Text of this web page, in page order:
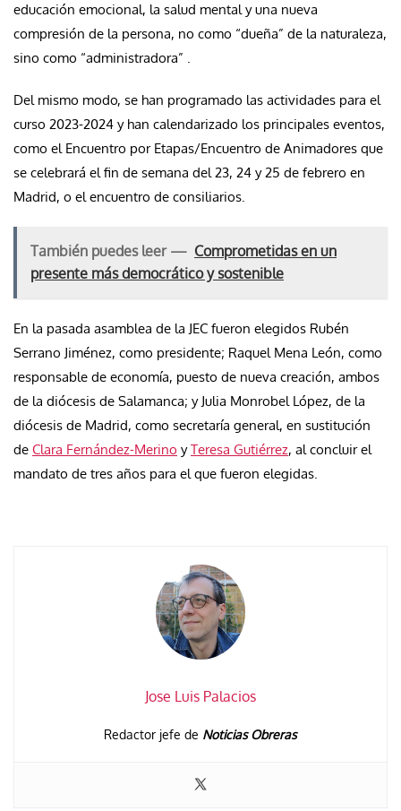
educación emocional, la salud mental y una nueva
compresión de la persona, no como “dueña” de la naturaleza,
sino como “administradora” .
Del mismo modo, se han programado las actividades para el
curso 2023-2024 y han calendarizado los principales eventos,
como el Encuentro por Etapas/Encuentro de Animadores que
se celebrará el fin de semana del 23, 24 y 25 de febrero en
Madrid, o el encuentro de consiliarios.
También puedes leer — Comprometidas en un
presente más democrático y sostenible
En la pasada asamblea de la JEC fueron elegidos Rubén
Serrano Jiménez, como presidente; Raquel Mena León, como
responsable de economía, puesto de nueva creación, ambos
de la diócesis de Salamanca; y Julia Monrobel López, de la
diócesis de Madrid, como secretaría general, en sustitución
de Clara Fernández-Merino yTeresa Gutiérrez, al concluir el
mandato de tres años para el que fueron elegidas.
Jose Luis Palacios
Redactor jefe de Noticias Obreras